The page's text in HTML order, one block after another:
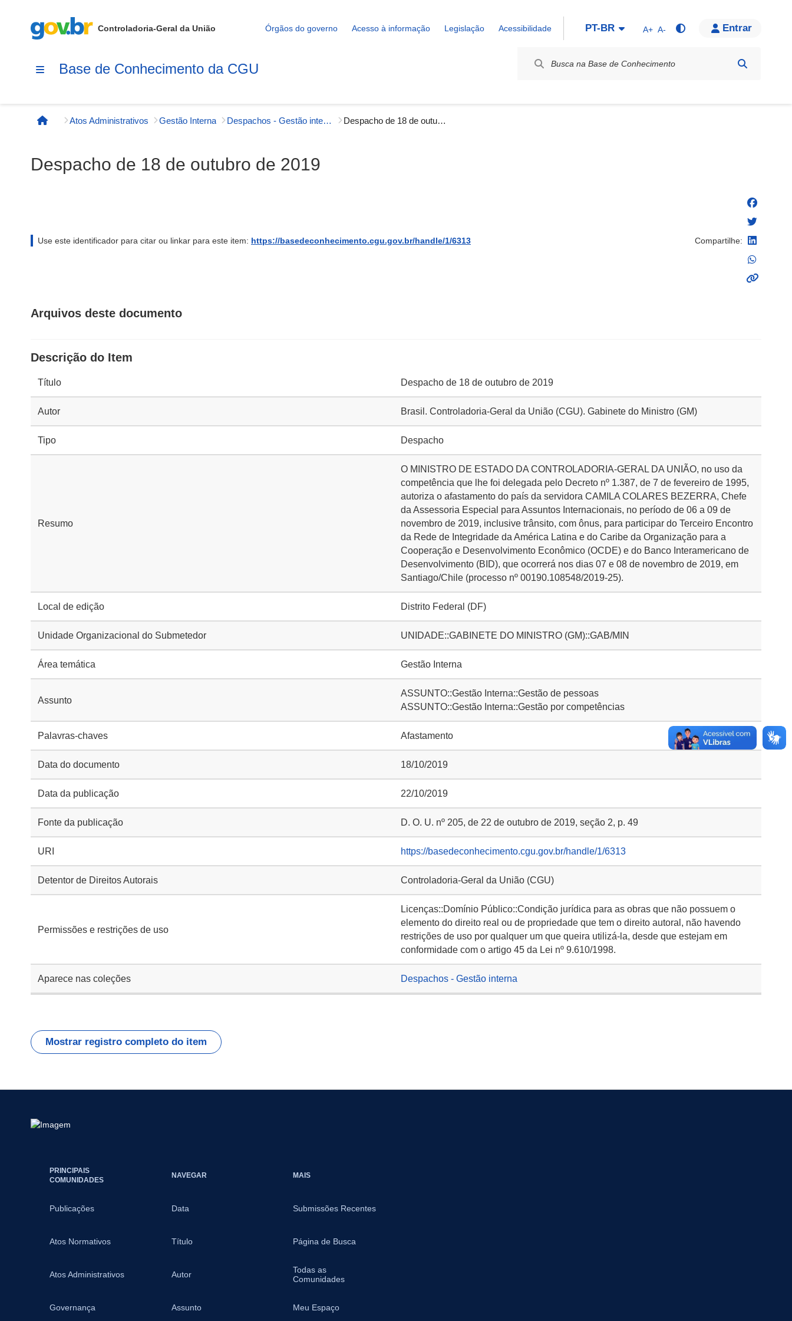
Controladoria-Geral da União Órgãos do governo Acesso à informação Legislação Acessibilidade PT-BR A+ A- Entrar
Base de Conhecimento da CGU
Página inicial
Atos Administrativos Gestão Interna Despachos - Gestão interna Despacho de 18 de outubro de 2019
Despacho de 18 de outubro de 2019
Use este identificador para citar ou linkar para este item: https://basedeconhecimento.cgu.gov.br/handle/1/6313 Compartilhe:
Arquivos deste documento
Descrição do Item
Título Despacho de 18 de outubro de 2019
Autor Brasil. Controladoria-Geral da União (CGU). Gabinete do Ministro (GM)
Tipo Despacho
Resumo
O MINISTRO DE ESTADO DA CONTROLADORIA-GERAL DA UNIÃO, no uso da
competência que lhe foi delegada pelo Decreto nº 1.387, de 7 de fevereiro de 1995,
autoriza o afastamento do país da servidora CAMILA COLARES BEZERRA, Chefe
da Assessoria Especial para Assuntos Internacionais, no período de 06 a 09 de
novembro de 2019, inclusive trânsito, com ônus, para participar do Terceiro Encontro
da Rede de Integridade da América Latina e do Caribe da Organização para a
Cooperação e Desenvolvimento Econômico (OCDE) e do Banco Interamericano de
Desenvolvimento (BID), que ocorrerá nos dias 07 e 08 de novembro de 2019, em
Santiago/Chile (processo nº 00190.108548/2019-25).
Local de edição Distrito Federal (DF)
Unidade Organizacional do Submetedor UNIDADE::GABINETE DO MINISTRO (GM)::GAB/MIN
Área temática Gestão Interna
Assunto
ASSUNTO::Gestão Interna::Gestão de pessoas
ASSUNTO::Gestão Interna::Gestão por competências
Palavras-chaves Afastamento
Data do documento 18/10/2019
Data da publicação 22/10/2019
Fonte da publicação D. O. U. nº 205, de 22 de outubro de 2019, seção 2, p. 49
URI https://basedeconhecimento.cgu.gov.br/handle/1/6313
Detentor de Direitos Autorais Controladoria-Geral da União (CGU)
Permissões e restrições de uso
Licenças::Domínio Público::Condição jurídica para as obras que não possuem o
elemento do direito real ou de propriedade que tem o direito autoral, não havendo
restrições de uso por qualquer um que queira utilizá-la, desde que estejam em
conformidade com o artigo 45 da Lei nº 9.610/1998.
Aparece nas coleções Despachos - Gestão interna
Mostrar registro completo do item
PRINCIPAIS
COMUNIDADES
Publicações
Atos Normativos
Atos Administrativos
Governança
NAVEGAR
Data
Título
Autor
Assunto
MAIS
Submissões Recentes
Página de Busca
Todas as
Comunidades
Meu Espaço